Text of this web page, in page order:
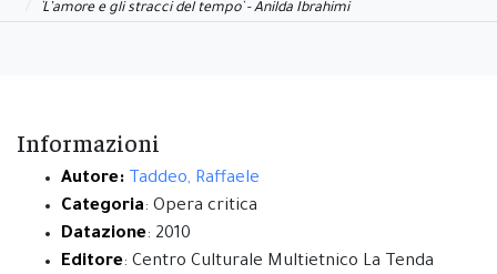
`L’amore e gli stracci del tempo` - Anilda Ibrahimi
Informazioni
Autore: Taddeo, Raffaele
Categoria: Opera critica
Datazione: 2010
Editore: Centro Culturale Multietnico La Tenda